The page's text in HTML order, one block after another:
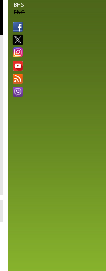
BHS
ENG